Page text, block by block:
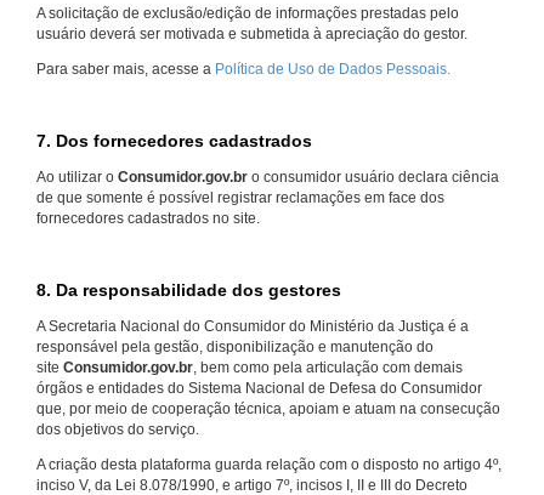
A solicitação de exclusão/edição de informações prestadas pelo
usuário deverá ser motivada e submetida à apreciação do gestor.
Para saber mais, acesse a Política de Uso de Dados Pessoais.
7. Dos fornecedores cadastrados
Ao utilizar o Consumidor.gov.br o consumidor usuário declara ciência
de que somente é possível registrar reclamações em face dos
fornecedores cadastrados no site.
8. Da responsabilidade dos gestores
A Secretaria Nacional do Consumidor do Ministério da Justiça é a
responsável pela gestão, disponibilização e manutenção do
site Consumidor.gov.br, bem como pela articulação com demais
órgãos e entidades do Sistema Nacional de Defesa do Consumidor
que, por meio de cooperação técnica, apoiam e atuam na consecução
dos objetivos do serviço.
A criação desta plataforma guarda relação com o disposto no artigo 4º,
inciso V, da Lei 8.078/1990, e artigo 7º, incisos I, II e III do Decreto